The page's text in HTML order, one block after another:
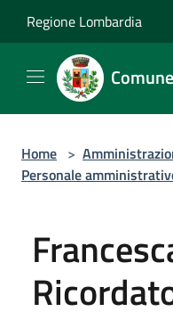
Regione Lombardia
Home >
Personale